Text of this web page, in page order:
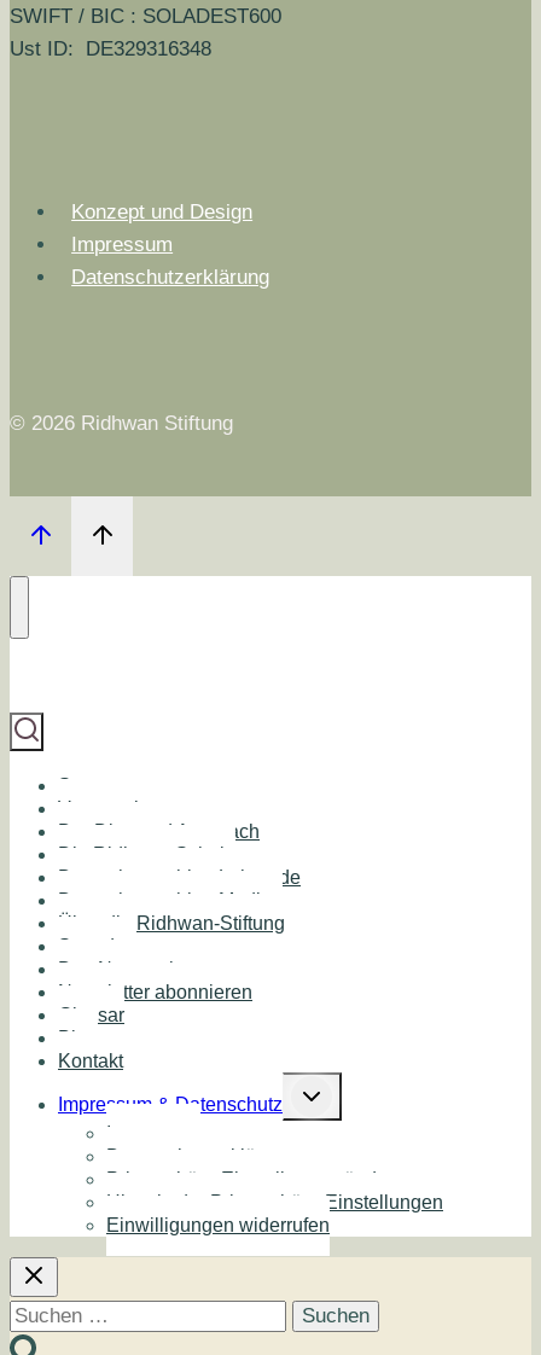
SWIFT / BIC : SOLADEST600
Ust ID: DE329316348
Konzept und Design
Impressum
Datenschutzerklärung
© 2026 Ridhwan Stiftung
Start
Veranstaltungen
Der Diamond Approach
Die Ridhwan Schule
Deutschsprachige Lehrende
Deutschsprachige Medien
Über die Ridhwan-Stiftung
Spenden
Das Netzwerk
Newsletter abonnieren
Glossar
Blog
Kontakt
Impressum & Datenschutz
umschalten
Impressum
Datenschutzerklärung
Privatsphäre-Einstellungen ändern
Historie der Privatsphäre-Einstellungen
Einwilligungen widerrufen
Suchen
nach: